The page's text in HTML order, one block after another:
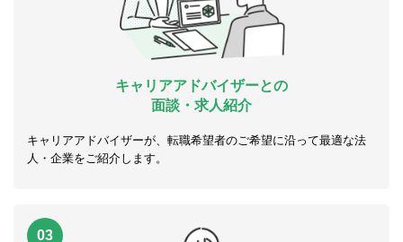
キャリアアドバイザーとの
面談・求人紹介
キャリアアドバイザーが、転職希望者のご希望に沿って最適な法
人・企業をご紹介します。
03